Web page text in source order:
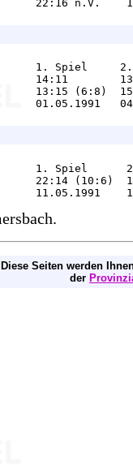
1. Spiel
14:11
13:15 (6:8)
1. Spiel
22:14 (10:6)
Diese Seiten werden
der